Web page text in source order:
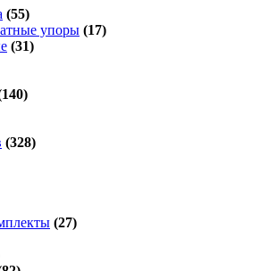
(55)
упоры (17)
(31)
(328)
(27)